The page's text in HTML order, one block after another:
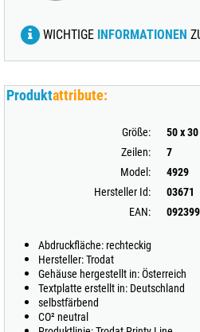
WICHTIGE INFORMATIONEN
Produktattribute:
Größe:
50 x
Zeilen:
7
Model:
4929
Hersteller Id:
03671
EAN:
Abdruckfläche: rechteckig
Hersteller: Trodat
Gehäuse hergestellt in: Österreich
Textplatte erstellt in: Deutschland
selbstfärbend
CO² neutral